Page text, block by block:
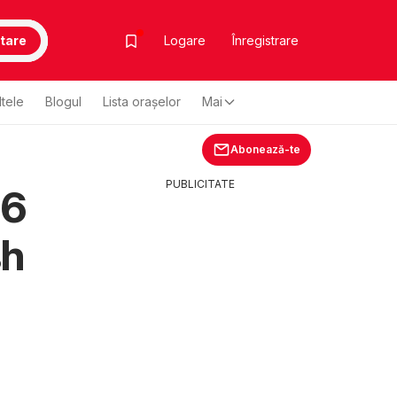
Logare Înregistrare
Blogul Lista oraşelor Mai
Abonează-te
PUBLICITATE